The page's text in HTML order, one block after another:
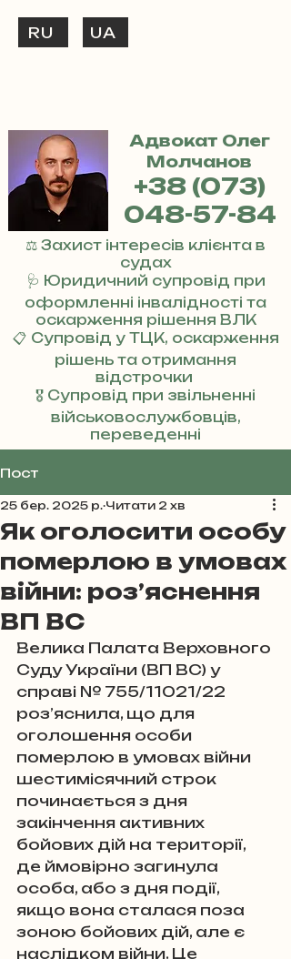
UA
RU
Адвокат Олег
Молчанов
+38 (073)
048-57-84
⚖️ Захист інтересів клієнта в
судах
🩺 Юридичний супровід при
оформленні інвалідності та
оскарження рішення ВЛК
📋 Супровід у ТЦК, оскарження
рішень та отримання
відстрочки
🎖 Супровід при звільненні
військовослужбовців,
переведенні
Реклама
Пост
Як оголосити особу
померлою в умовах
війни: роз’яснення
ВП ВС
25 бер. 2025 р. Читати 2 хв
Велика Палата Верховного
Суду України (ВП ВС) у
справі № 755/11021/22
роз’яснила, що для
оголошення особи
померлою в умовах війни
шестимісячний строк
починається з дня
закінчення активних
бойових дій на території,
де ймовірно загинула
особа, або з дня події,
якщо вона сталася поза
зоною бойових дій, але є
наслідком війни. Це